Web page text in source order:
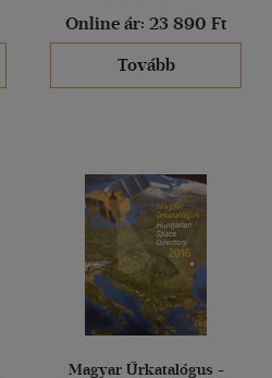
Online ár: 23 890 Ft
Tovább
Magyar Űrkatalógus -